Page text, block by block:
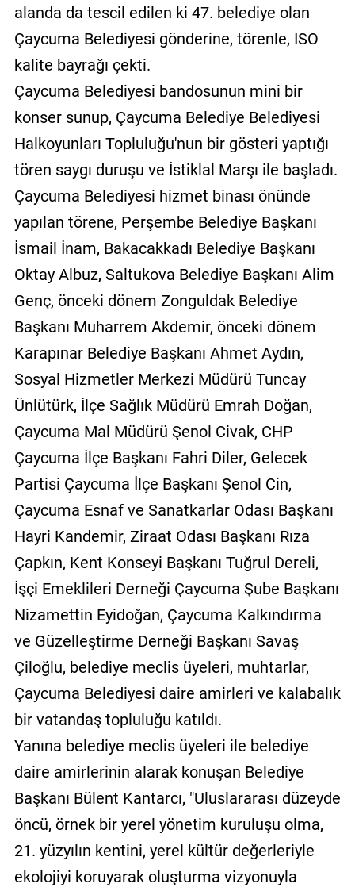
alanda da tescil edilen ki 47. belediye olan
Çaycuma Belediyesi gönderine, törenle, ISO
kalite bayrağı çekti.
Çaycuma Belediyesi bandosunun mini bir
konser sunup, Çaycuma Belediye Belediyesi
Halkoyunları Topluluğu'nun bir gösteri yaptığı
tören saygı duruşu ve İstiklal Marşı ile başladı.
Çaycuma Belediyesi hizmet binası önünde
yapılan törene, Perşembe Belediye Başkanı
İsmail İnam, Bakacakkadı Belediye Başkanı
Oktay Albuz, Saltukova Belediye Başkanı Alim
Genç, önceki dönem Zonguldak Belediye
Başkanı Muharrem Akdemir, önceki dönem
Karapınar Belediye Başkanı Ahmet Aydın,
Sosyal Hizmetler Merkezi Müdürü Tuncay
Ünlütürk, İlçe Sağlık Müdürü Emrah Doğan,
Çaycuma Mal Müdürü Şenol Civak, CHP
Çaycuma İlçe Başkanı Fahri Diler, Gelecek
Partisi Çaycuma İlçe Başkanı Şenol Cin,
Çaycuma Esnaf ve Sanatkarlar Odası Başkanı
Hayri Kandemir, Ziraat Odası Başkanı Rıza
Çapkın, Kent Konseyi Başkanı Tuğrul Dereli,
İşçi Emeklileri Derneği Çaycuma Şube Başkanı
Nizamettin Eyidoğan, Çaycuma Kalkındırma
ve Güzelleştirme Derneği Başkanı Savaş
Çiloğlu, belediye meclis üyeleri, muhtarlar,
Çaycuma Belediyesi daire amirleri ve kalabalık
bir vatandaş topluluğu katıldı.
Yanına belediye meclis üyeleri ile belediye
daire amirlerinin alarak konuşan Belediye
Başkanı Bülent Kantarcı, "Uluslararası düzeyde
öncü, örnek bir yerel yönetim kuruluşu olma,
21. yüzyılın kentini, yerel kültür değerleriyle
ekolojiyi koruyarak oluşturma vizyonuyla